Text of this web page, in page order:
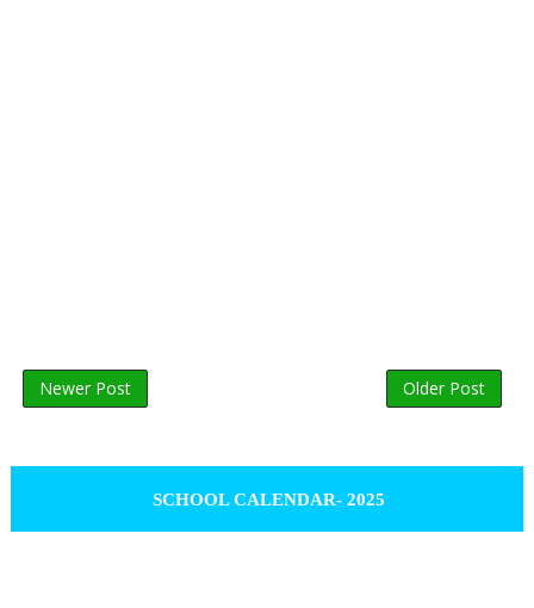
Newer Post Older Post
SCHOOL CALENDAR- 2025